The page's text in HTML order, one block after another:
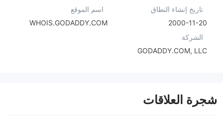
تاريخ إنشاء النطاق
2000-11-20
اسم الموقع
WHOIS.GODADDY.COM
الشركة
GODADDY.COM, LLC
شجرة العلاقات